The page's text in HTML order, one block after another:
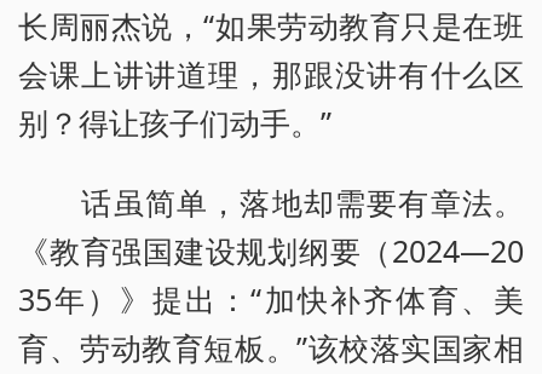
长周丽杰说，“如果劳动教育只是在班
会课上讲讲道理，那跟没讲有什么区
别？得让孩子们动手。”
话虽简单，落地却需要有章法。
《教育强国建设规划纲要（2024—20
35年）》提出：“加快补齐体育、美
育、劳动教育短板。”该校落实国家相